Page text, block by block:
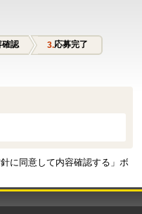
確認 応募完了
に同意して内容確認する」ボ